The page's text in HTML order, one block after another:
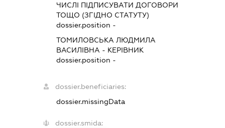
ЧИСЛІ ПІДПИСУВАТИ ДОГОВОРИ
ТОЩО (ЗГІДНО СТАТУТУ)
dossier.position -
ТОМИЛОВСЬКА ЛЮДМИЛА
ВАСИЛІВНА - КЕРІВНИК
dossier.position -
dossier.beneficiaries:
dossier.missingData
dossier.smida: